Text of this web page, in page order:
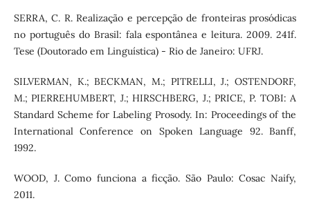
SERRA, C. R. Realização e percepção de fronteiras prosódicas
no português do Brasil: fala espontânea e leitura. 2009. 241f.
Tese (Doutorado em Linguística) - Rio de Janeiro: UFRJ.
SILVERMAN, K.; BECKMAN, M.; PITRELLI, J.; OSTENDORF,
M.; PIERREHUMBERT, J.; HIRSCHBERG, J.; PRICE, P. TOBI: A
Standard Scheme for Labeling Prosody. In: Proceedings of the
International Conference on Spoken Language 92. Banff,
1992.
WOOD, J. Como funciona a ficção. São Paulo: Cosac Naify,
2011.